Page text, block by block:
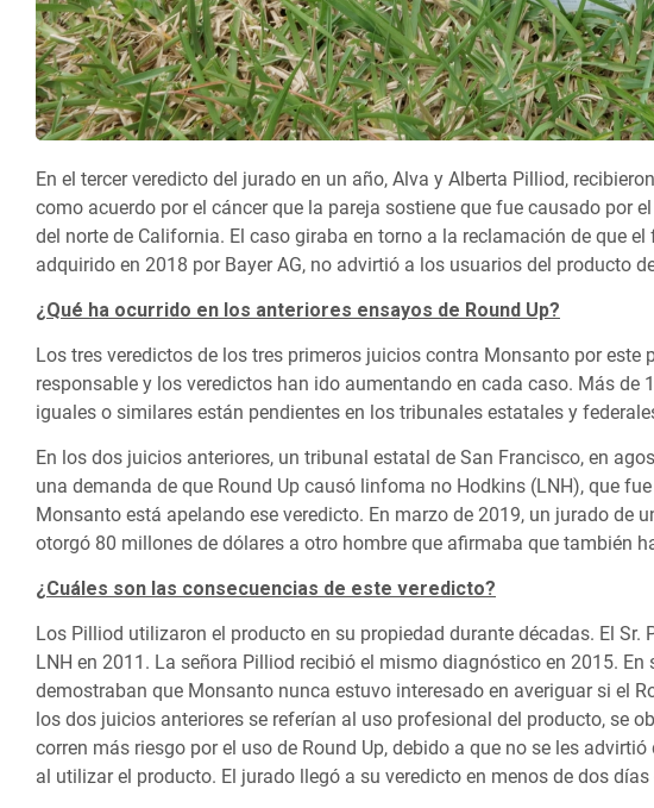
En el tercer veredicto del jurado en un año, Alva y Alberta Pilliod,
como acuerdo por el cáncer que la pareja sostiene que fue causado por
del norte de California. El caso giraba en torno a la reclamación de que
adquirido en 2018 por Bayer AG, no advirtió a los usuarios del producto
¿Qué ha ocurrido en los anteriores ensayos de Round Up?
Los tres veredictos de los tres primeros juicios contra Monsanto por este
responsable y los veredictos han ido aumentando en cada caso. Más de
iguales o similares están pendientes en los tribunales estatales y
En los dos juicios anteriores, un tribunal estatal de San Francisco, en
una demanda de que Round Up causó linfoma no Hodkins (LNH), que
Monsanto está apelando ese veredicto. En marzo de 2019, un jurado de
otorgó 80 millones de dólares a otro hombre que afirmaba que también
¿Cuáles son las consecuencias de este veredicto?
Los Pilliod utilizaron el producto en su propiedad durante décadas. El
LNH en 2011. La señora Pilliod recibió el mismo diagnóstico en 2015.
demostraban que Monsanto nunca estuvo interesado en averiguar si el
los dos juicios anteriores se referían al uso profesional del producto, se
corren más riesgo por el uso de Round Up, debido a que no se les
al utilizar el producto. El jurado llegó a su veredicto en menos de dos